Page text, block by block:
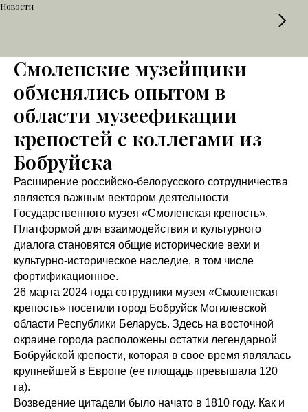
Новости
Смоленские музейщики
обменялись опытом в
области музеефикации
крепостей с коллегами из
Бобруйска
Расширение российско-белорусского сотрудничества
является важным вектором деятельности
Государственного музея «Смоленская крепость».
Платформой для взаимодействия и культурного
диалога становятся общие исторические вехи и
культурно-историческое наследие, в том числе
фортификационное.
26 марта 2024 года сотрудники музея «Смоленская
крепость» посетили город Бобруйск Могилевской
области Республики Беларусь. Здесь на восточной
окраине города расположены остатки легендарной
Бобруйской крепости, которая в свое время являлась
крупнейшей в Европе (ее площадь превышала 120
га).
Возведение цитадели было начато в 1810 году. Как и